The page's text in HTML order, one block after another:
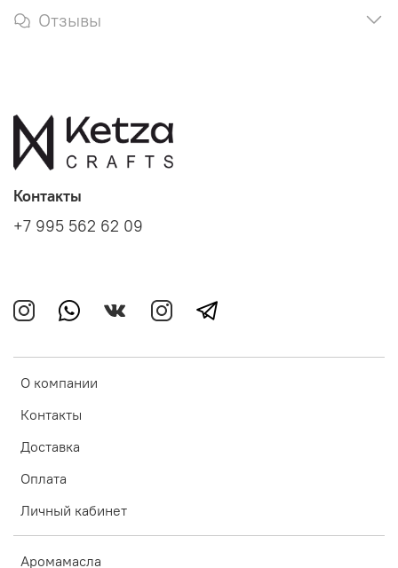
Отзывы
О компании
Контакты
Доставка
Оплата
Личный кабинет
Аромамасла
Контакты
+7 995 562 62 09